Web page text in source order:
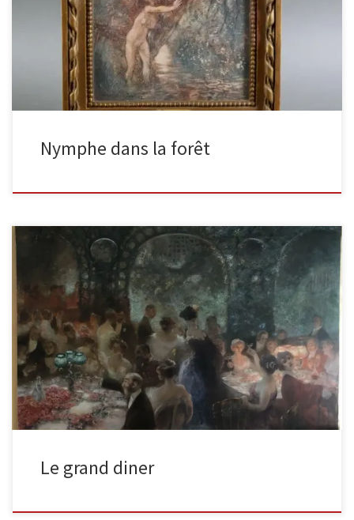
L’aquarelle, magnifiquement conservée, possède encore son
cadre d’origine portant […]
Nymphe dans la forêt
Voici une grande toile de 2,5m sur 1,3m de hauteur représentant
un diner. Qu’il soit mondain, ou d’un mariage, il […]
Le grand diner